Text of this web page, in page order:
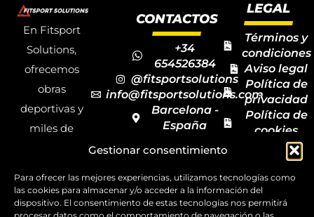
Gestionar consentimiento
Para ofrecer las mejores experiencias, utilizamos tecnologías como
las cookies para almacenar y/o acceder a la información del
dispositivo. El consentimiento de estas tecnologías nos permitirá
En Fitsport
Solutions,
ofrecemos
obras
deportivas y
miles de
deportivos
para todas las
CONTACTOS
+34
654526384
@fitsportsolutions
info@fitsportsolutions.com
Barcelona -
España
de contacto
LEGAL
Términos y
condiciones
Aviso legal
Política de
privacidad
Política de
cookies
Mapa del
sitio